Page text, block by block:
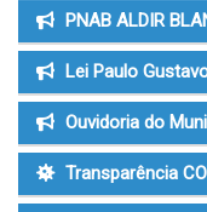
PNAB ALDIR
Lei Paulo
Ouvidoria do
Transparência